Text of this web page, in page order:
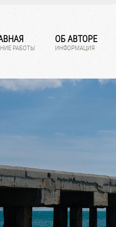
РАБОТЫ
ОБ АВТОРЕ
ИНФОРМАЦИЯ